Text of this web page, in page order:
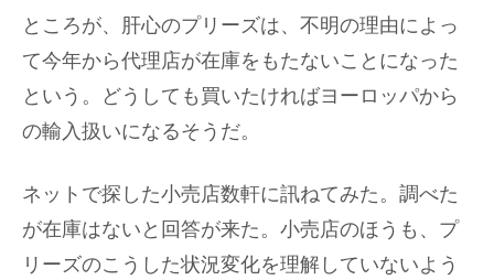
ところが、肝心のプリーズは、不明の理由によっ
て今年から代理店が在庫をもたないことになった
という。どうしても買いたければヨーロッパから
の輸入扱いになるそうだ。
ネットで探した小売店数軒に訊ねてみた。調べた
が在庫はないと回答が来た。小売店のほうも、プ
リーズのこうした状況変化を理解していないよう